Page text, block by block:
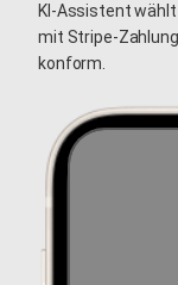
KI-Assistent
mit Stripe-
konform.